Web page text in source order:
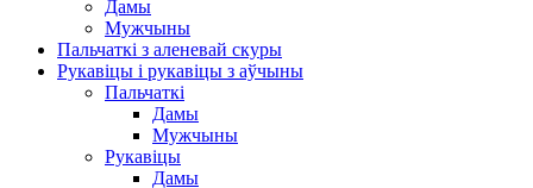
Дамы
Мужчыны
Пальчаткі з аленевай скуры
Рукавіцы і рукавіцы з аўчыны
Пальчаткі
Дамы
Мужчыны
Рукавіцы
Дамы